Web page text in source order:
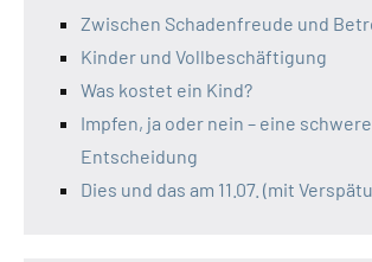
Zwischen Schadenfreude und
Kinder und Vollbeschäftigung
Was kostet ein Kind?
Impfen, ja oder nein – eine schwere
Entscheidung
Dies und das am 11.07. (mit